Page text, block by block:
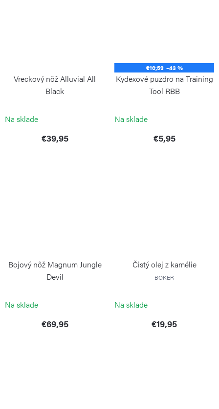
Vreckový nôž Alluvial All
Black
Na sklade
€39,95
€10,53 –43 %
Kydexové puzdro na Training
Tool RBB
Na sklade
€5,95
Bojový nôž Magnum Jungle
Devil
Na sklade
€69,95
Čistý olej z kamélie
BÖKER
Na sklade
€19,95